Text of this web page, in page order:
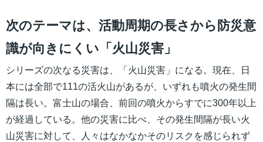
次のテーマは、活動周期の長さから防災意
識が向きにくい「火山災害」
シリーズの次なる災害は、「火山災害」になる。現在、日
本には全部で111の活火山があるが、いずれも噴火の発生間
隔は長い。富士山の場合、前回の噴火からすでに300年以上
が経過している。他の災害に比べ、その発生間隔が長い火
山災害に対して、人々はなかなかそのリスクを感じられず